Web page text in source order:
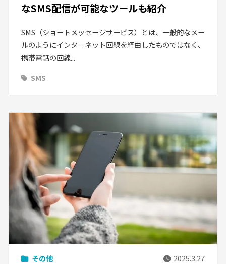
なSMS配信が可能なツールも紹介
SMS（ショートメッセージサービス）とは、一般的なメー
ルのようにインターネット回線を経由したものではなく、
携帯電話の回線...
SMS
その他 2025.3.27